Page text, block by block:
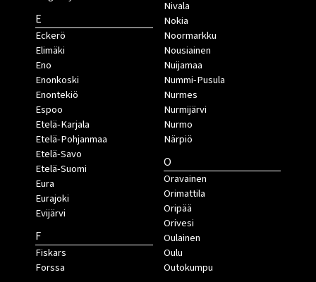
E
Eckerö
Elimäki
Eno
Enonkoski
Enontekiö
Espoo
Etelä-Karjala
Etelä-Pohjanmaa
Etelä-Savo
Etelä-Suomi
Eura
Eurajoki
Evijärvi
F
Fiskars
Forssa
Nivala
Nokia
Noormarkku
Nousiainen
Nuijamaa
Nummi-Pusula
Nurmes
Nurmijärvi
Nurmo
Närpiö
O
Oravainen
Orimattila
Oripää
Orivesi
Oulainen
Oulu
Outokumpu